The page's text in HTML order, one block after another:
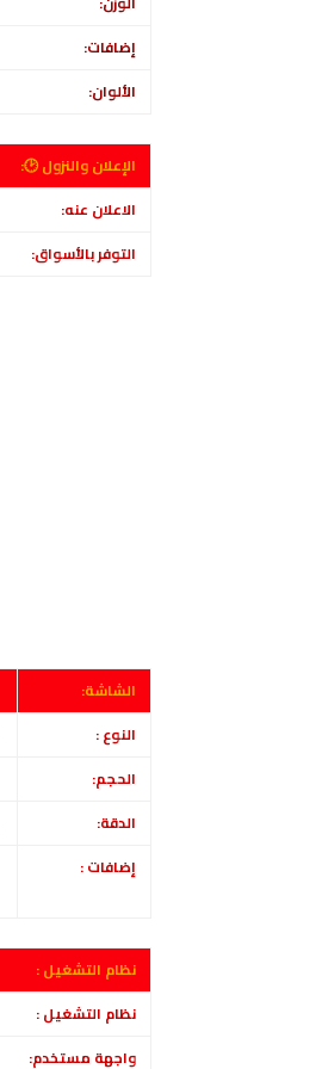
إضافات:
الألوان:
الإعلان والنزول 🕑:
الاعلان عنه:
التوفر بالأسواق:
الشاشة:
النوع :
الحجم:
الدقة:
إضافات :
نظام التشغيل :
نظام التشغيل :
واجهة مستخدم: